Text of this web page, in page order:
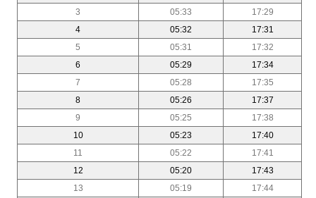
3
05:33
17:29
4
05:32
17:31
5
05:31
17:32
6
05:29
17:34
7
05:28
17:35
8
05:26
17:37
9
05:25
17:38
10
05:23
17:40
11
05:22
17:41
12
05:20
17:43
13
05:19
17:44